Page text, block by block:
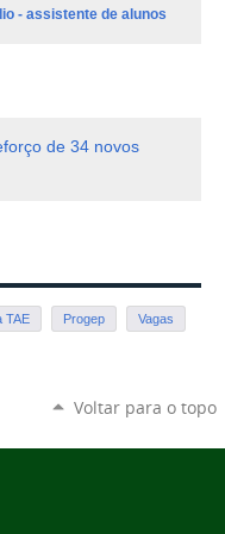
- assistente de alunos
de 34 novos
TAE Progep Vagas
Voltar para o topo